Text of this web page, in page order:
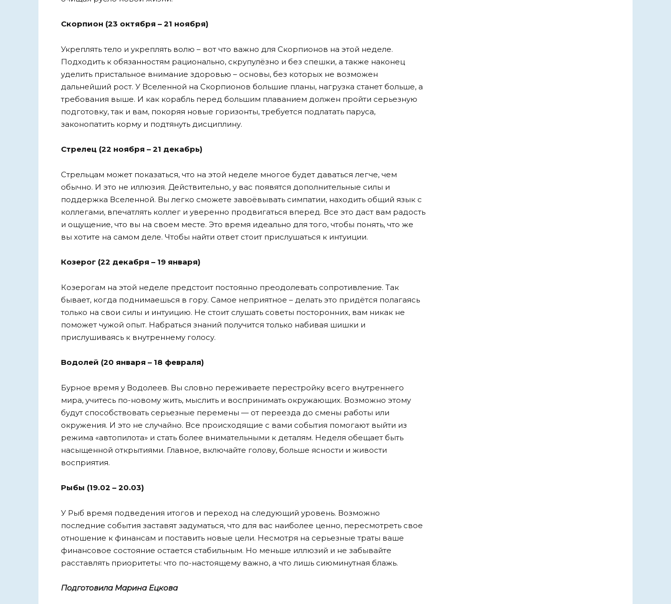
Скорпион (23 октября – 21 ноября)
Укреплять тело и укреплять волю – вот что важно для Скорпионов на этой неделе.
Подходить к обязанностям рационально, скрупулёзно и без спешки, а также наконец
уделить пристальное внимание здоровью – основы, без которых не возможен
дальнейший рост. У Вселенной на Скорпионов большие планы, нагрузка станет больше, а
требования выше. И как корабль перед большим плаванием должен пройти серьезную
подготовку, так и вам, покоряя новые горизонты, требуется подлатать паруса,
законопатить корму и подтянуть дисциплину.
Стрелец (22 ноября – 21 декабрь)
Стрельцам может показаться, что на этой неделе многое будет даваться легче, чем
обычно. И это не иллюзия. Действительно, у вас появятся дополнительные силы и
поддержка Вселенной. Вы легко сможете завоёвывать симпатии, находить общий язык с
коллегами, впечатлять коллег и уверенно продвигаться вперед. Все это даст вам радость
и ощущение, что вы на своем месте. Это время идеально для того, чтобы понять, что же
вы хотите на самом деле. Чтобы найти ответ стоит прислушаться к интуиции.
Козерог (22 декабря – 19 января)
Козерогам на этой неделе предстоит постоянно преодолевать сопротивление. Так
бывает, когда поднимаешься в гору. Самое неприятное – делать это придётся полагаясь
только на свои силы и интуицию. Не стоит слушать советы посторонних, вам никак не
поможет чужой опыт. Набраться знаний получится только набивая шишки и
прислушиваясь к внутреннему голосу.
Водолей (20 января – 18 февраля)
Бурное время у Водолеев. Вы словно переживаете перестройку всего внутреннего
мира, учитесь по-новому жить, мыслить и воспринимать окружающих. Возможно этому
будут способствовать серьезные перемены — от переезда до смены работы или
окружения. И это не случайно. Все происходящие с вами события помогают выйти из
режима «автопилота» и стать более внимательными к деталям. Неделя обещает быть
насыщенной открытиями. Главное, включайте голову, больше ясности и живости
восприятия.
Рыбы (19.02 – 20.03)
У Рыб время подведения итогов и переход на следующий уровень. Возможно
последние события заставят задуматься, что для вас наиболее ценно, пересмотреть свое
отношение к финансам и поставить новые цели. Несмотря на серьезные траты ваше
финансовое состояние остается стабильным. Но меньше иллюзий и не забывайте
расставлять приоритеты: что по-настоящему важно, а что лишь сиюминутная блажь.
Подготовила Марина Ецкова